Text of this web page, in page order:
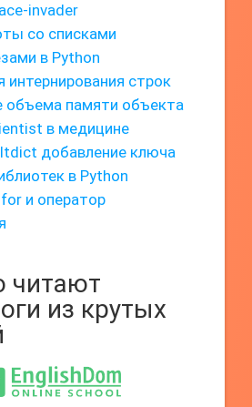
invader
со списками
в Python
интернирования строк
объема памяти объекта
в медицине
добавление ключа
в Python
и оператор
читают
из крутых